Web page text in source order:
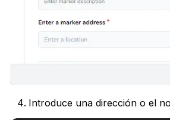
Introduce una dirección o el